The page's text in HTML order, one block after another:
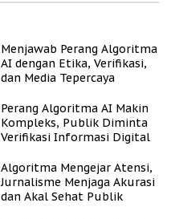
Menjawab Perang Algoritma
AI dengan Etika, Verifikasi,
dan Media Tepercaya
Perang Algoritma AI Makin
Kompleks, Publik Diminta
Verifikasi Informasi Digital
Algoritma Mengejar Atensi,
Jurnalisme Menjaga Akurasi
dan Akal Sehat Publik